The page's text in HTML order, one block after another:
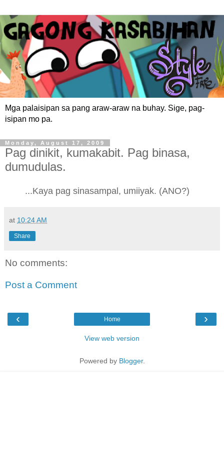
Mga palaisipan sa pang araw-araw na buhay. Sige, pag-
isipan mo pa.
Monday, August 17, 2009
Pag dinikit, kumakabit. Pag binasa,
dumudulas.
...Kaya pag sinasampal, umiiyak. (ANO?)
at 10:24 AM
Share
No comments:
Post a Comment
‹ ›
Home
View web version
Powered by Blogger.